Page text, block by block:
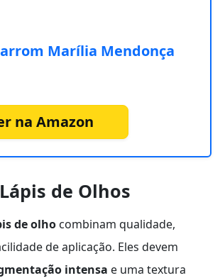
Marília Mendonça
na Amazon
de Olhos
de olho combinam qualidade,
de aplicação. Eles devem
intensa e uma textura